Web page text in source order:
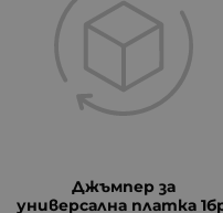
Джъмпер за
универсална платка